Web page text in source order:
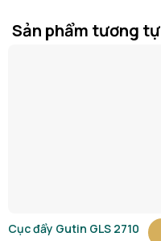
Sản phẩm tương tự
Cục đẩy Gutin GLS 2710